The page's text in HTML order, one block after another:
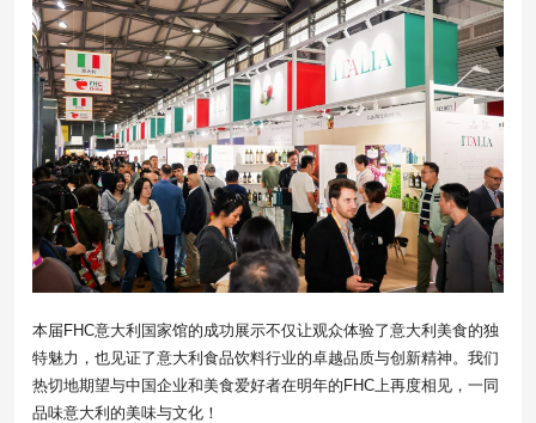
本届FHC意大利国家馆的成功展示不仅让观众体验了意大利美食的独
特魅力，也见证了意大利食品饮料行业的卓越品质与创新精神。我们
热切地期望与中国企业和美食爱好者在明年的FHC上再度相见，一同
品味意大利的美味与文化！